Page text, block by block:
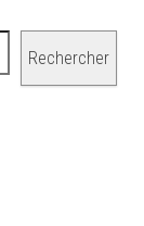
Rechercher